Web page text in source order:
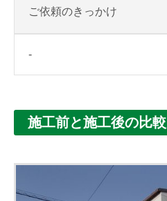
ご依頼のきっかけ
-
施工前と施工後の比較